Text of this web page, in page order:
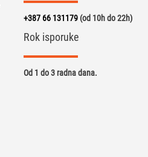
+387 66 131179 (od 10h do 22h)
Rok isporuke
Od 1 do 3 radna dana.